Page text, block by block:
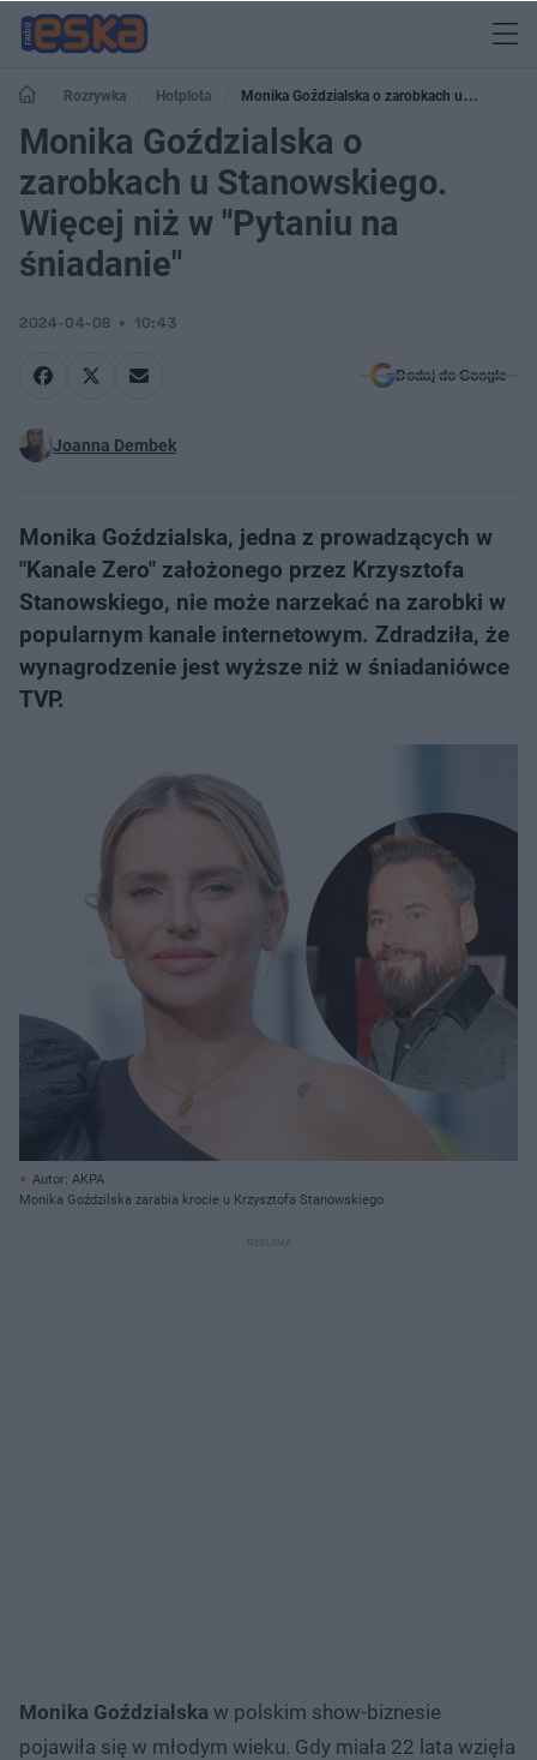
Rozrywka Hotplota
Monika Goździalska o zarobkach u
Stanowskiego. Więcej niż w "Pytaniu na śniadanie"
Monika Goździalska o
zarobkach u Stanowskiego.
Więcej niż w "Pytaniu na
śniadanie"
2024-04-08 10:43
Dodaj do Google
Joanna Dembek
Monika Goździalska, jedna z prowadzących w
"Kanale Zero" założonego przez Krzysztofa
Stanowskiego, nie może narzekać na zarobki w
popularnym kanale internetowym. Zdradziła, że
wynagrodzenie jest wyższe niż w śniadaniówce
TVP.
Autor: AKPA
Monika Goździlska zarabia krocie u Krzysztofa Stanowskiego
Monika Goździalska w polskim show-biznesie
pojawiła się w młodym wieku. Gdy miała 22 lata wzięła